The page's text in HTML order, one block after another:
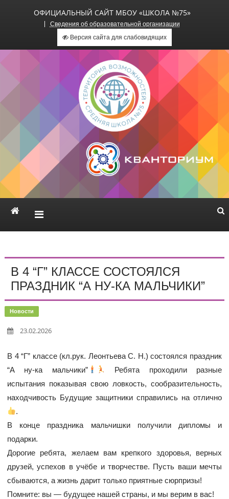
ОФИЦИАЛЬНЫЙ САЙТ МБОУ «ШКОЛА №75»
Сведения об образовательной организации
Версия сайта для слабовидящих
Официальный сайт МБОУ
«Школа №75»
В 4 “Г” КЛАССЕ СОСТОЯЛСЯ
ПРАЗДНИК “А НУ-КА МАЛЬЧИКИ”
Новости
23.02.2026
В 4 “Г” классе (кл.рук. Леонтьева С. Н.) состоялся праздник
“А ну-ка мальчики”
Ребята проходили разные
испытания показывая свою ловкость, сообразительность,
находчивость Будущие защитники справились на отлично
.
В конце праздника мальчишки получили дипломы и
подарки.
Дорогие ребята, желаем вам крепкого здоровья, верных
друзей, успехов в учёбе и творчестве. Пусть ваши мечты
сбываются, а жизнь дарит только приятные сюрпризы!
Помните: вы — будущее нашей страны, и мы верим в вас!